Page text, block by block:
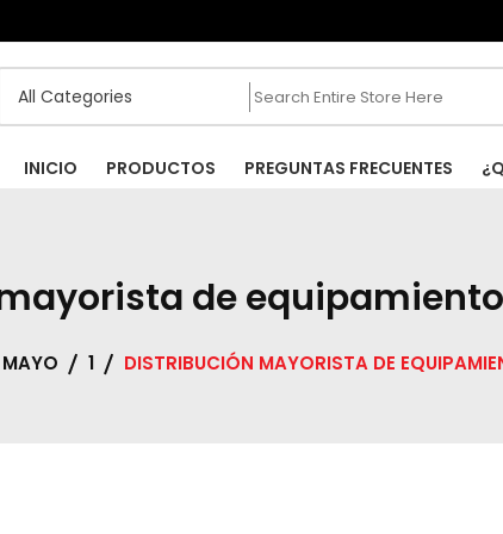
INICIO PRODUCTOS PREGUNTAS FRECUENTES
de
MAYO 1 DISTRIBUCIÓN MAYORISTA DE